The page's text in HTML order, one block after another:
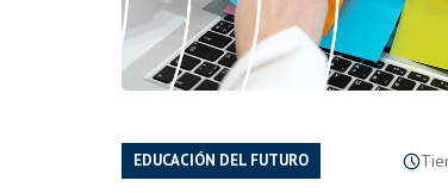
EDUCACIÓN DEL FUTURO